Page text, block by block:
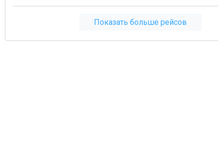
Показать больше рейсов